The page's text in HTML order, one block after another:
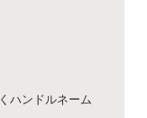
ハンドルネーム